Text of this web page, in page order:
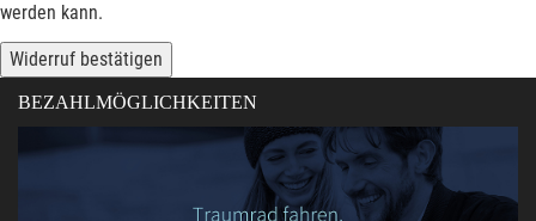
werden kann.
Widerruf bestätigen
BEZAHLMÖGLICHKEITEN